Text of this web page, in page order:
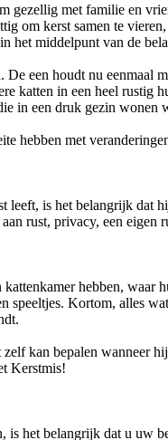
gezellig met familie en
om kerst samen te
het middelpunt van de
een houdt nu eenmaal
katten in een heel
in een druk gezin
hebben met
leeft, is het belangrijk dat
rust, privacy, een eigen
hebben,
speeltjes. Kortom, alles
zelf kan bepalen
Kerstmis!
het belangrijk dat u uw